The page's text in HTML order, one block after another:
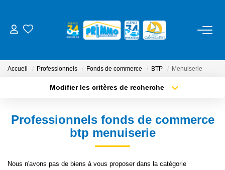
NOS SERVICES
Gestion
Accueil Professionnels Fonds de commerce BTP Menuiserie
Modifier les critères de recherche
Type de bien
Surface min
Professionnels fonds de commerce
btp menuiserie
Nous n'avons pas de biens à vous proposer dans la catégorie